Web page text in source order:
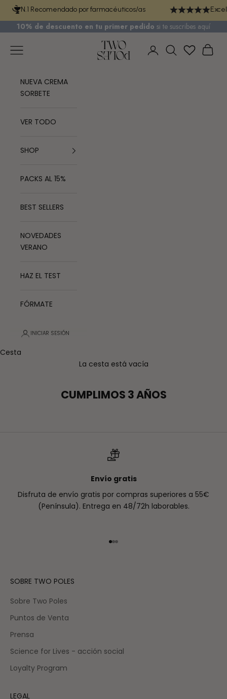
Ir al contenidoN.1 Recomendado por farmacéuticos/as
10% de descuento en tu primer pedido si te suscribes aquí
TWO POLES COSMETICS
Menú
Iniciar sesión
Buscar
NUEVA CREMA
SORBETE
VER TODO
SHOP
PACKS AL 15%
BEST SELLERS
NOVEDADES
VERANO
HAZ EL TEST
FÓRMATE
INICIAR SESIÓN
Cesta
La cesta está vacía
CUMPLIMOS 3 AÑOS
Envío gratis
Disfruta de envío gratis por compras superiores a 55€
(Península). Entrega en 48/72h laborables.
Ir al artículo 1
Ir al artículo 2
Ir al artículo 3
SOBRE TWO POLES
Sobre Two Poles
Puntos de Venta
Prensa
Science for Lives - acción social
Loyalty Program
LEGAL